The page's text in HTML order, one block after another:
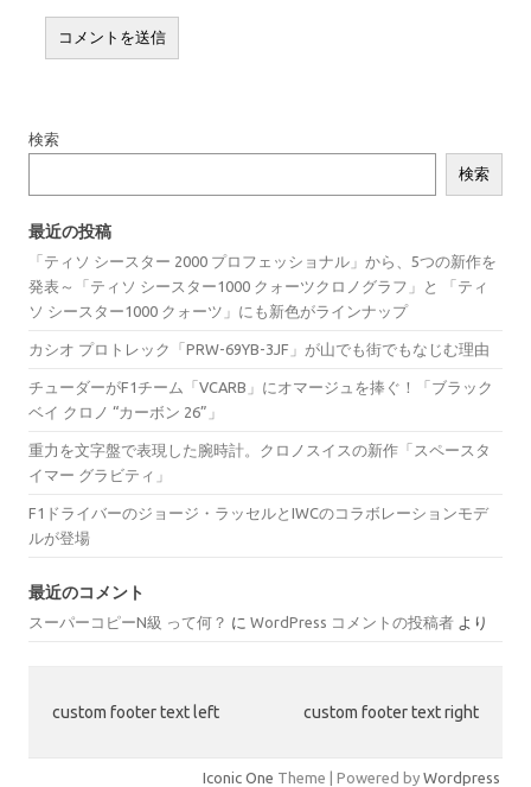
検索
検索
最近の投稿
「ティソ シースター 2000 プロフェッショナル」から、5つの新作を
発表～「ティソ シースター1000 クォーツクロノグラフ」と 「ティ
ソ シースター1000 クォーツ」にも新色がラインナップ
カシオ プロトレック「PRW-69YB-3JF」が山でも街でもなじむ理由
チューダーがF1チーム「VCARB」にオマージュを捧ぐ！「ブラック
ベイ クロノ “カーボン 26”」
重力を文字盤で表現した腕時計。クロノスイスの新作「スペースタ
イマー グラビティ」
F1ドライバーのジョージ・ラッセルとIWCのコラボレーションモデ
ルが登場
最近のコメント
スーパーコピーN級 って何？ に WordPress コメントの投稿者 より
custom footer text left custom footer text right
Iconic One Theme | Powered by Wordpress